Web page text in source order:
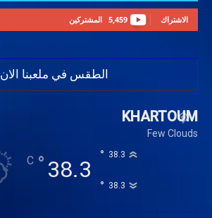
5,459 المشتركين الاشتراك
الطقس في ملعبنا الان
KHARTOUM
Few Clouds
38.3
°
C 38.3
°
38.3
°